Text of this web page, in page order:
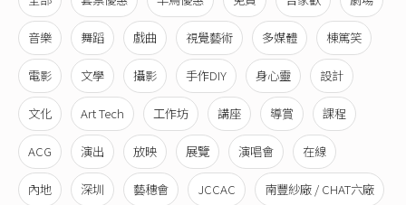
音樂 舞蹈 戲曲 視覺藝術 多媒體 棟篤笑
電影 文學 攝影 手作DIY 身心靈 設計
文化 Art Tech 工作坊 講座 導賞 課程
ACG 演出 放映 展覽 演唱會 在線
內地 深圳 藝穗會 JCCAC 南豐紗廠 / CHAT六廠